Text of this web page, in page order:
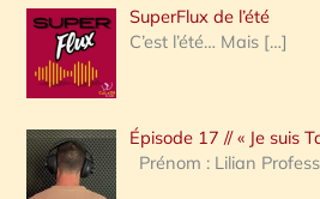
e
r
c
h
e
SuperFlux de l’été
C’est l’été… Mais […]
Épisode 17 // « Je suis
Prénom : Lilian